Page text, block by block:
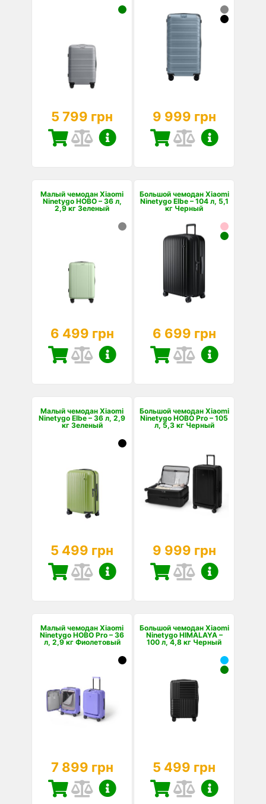
5 799 грн 9 999 грн
Малый чемодан Xiaomi
Ninetygo HOBO – 36 л,
2,9 кг Зеленый
6 499 грн
Большой чемодан Xiaomi
Ninetygo Elbe – 104 л, 5,1
кг Черный
6 699 грн
Малый чемодан Xiaomi
Ninetygo Elbe – 36 л, 2,9
кг Зеленый
5 499 грн
Большой чемодан Xiaomi
Ninetygo HOBO Pro – 105
л, 5,3 кг Черный
9 999 грн
Малый чемодан Xiaomi
Ninetygo HOBO Pro – 36
л, 2,9 кг Фиолетовый
7 899 грн
Большой чемодан Xiaomi
Ninetygo HIMALAYA –
100 л, 4,8 кг Черный
5 499 грн